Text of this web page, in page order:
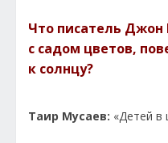
Что писатель Джон
с садом цветов,
к солнцу?
Таир Мусаев: «Детей в